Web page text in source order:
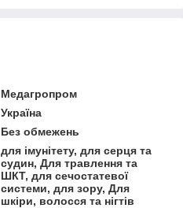
Медагропром
Україна
Без обмежень
для імунітету, для серця та
судин, Для травлення та
ШКТ, для сечостатевої
системи, для зору, Для
шкіри, волосся та нігтів